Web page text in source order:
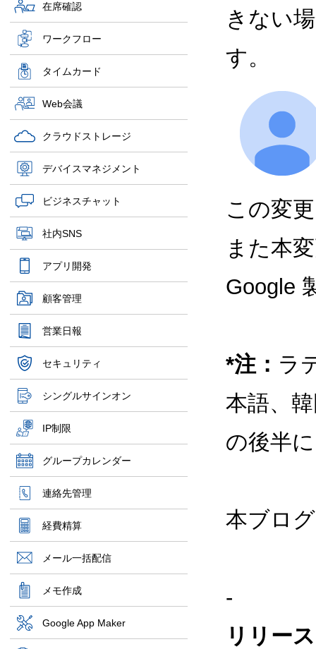
在席確認
ワークフロー
タイムカード
Web会議
クラウドストレージ
デバイスマネジメント
ビジネスチャット
社内SNS
アプリ開発
顧客管理
営業日報
セキュリティ
シングルサインオン
IP制限
グループカレンダー
連絡先管理
経費精算
メール一括配信
メモ作成
Google App Maker
きない
す。
この変
また本
Google
*注： ラ
本語、
の後半
本ブロ
-
リリー